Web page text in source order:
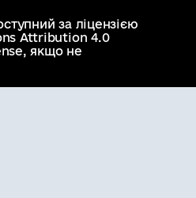
за ліцензією
Attribution 4.0
, якщо не